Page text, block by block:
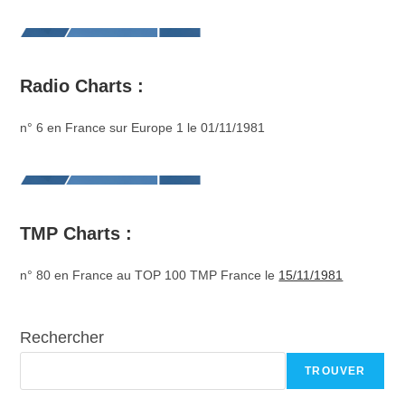
Radio Charts :
n° 6 en France sur Europe 1 le 01/11/1981
TMP Charts :
n° 80 en France au TOP 100 TMP France le 15/11/1981
Rechercher
TROUVER